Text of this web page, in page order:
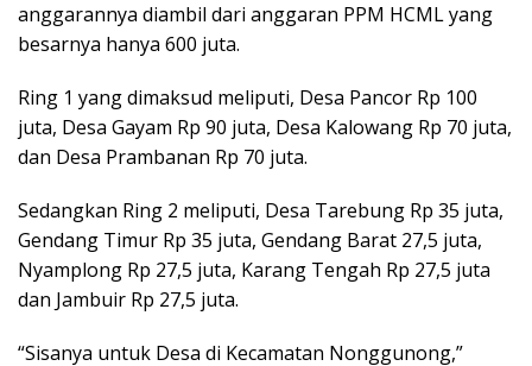
anggarannya diambil dari anggaran PPM HCML yang
besarnya hanya 600 juta.
Ring 1 yang dimaksud meliputi, Desa Pancor Rp 100
juta, Desa Gayam Rp 90 juta, Desa Kalowang Rp 70 juta,
dan Desa Prambanan Rp 70 juta.
Sedangkan Ring 2 meliputi, Desa Tarebung Rp 35 juta,
Gendang Timur Rp 35 juta, Gendang Barat 27,5 juta,
Nyamplong Rp 27,5 juta, Karang Tengah Rp 27,5 juta
dan Jambuir Rp 27,5 juta.
“Sisanya untuk Desa di Kecamatan Nonggunong,”